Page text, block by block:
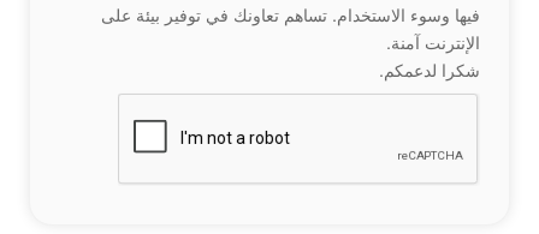
فيها وسوء الاستخدام. تساهم تعاونك في توفير بيئة على
الإنترنت آمنة.
شكرا لدعمكم.